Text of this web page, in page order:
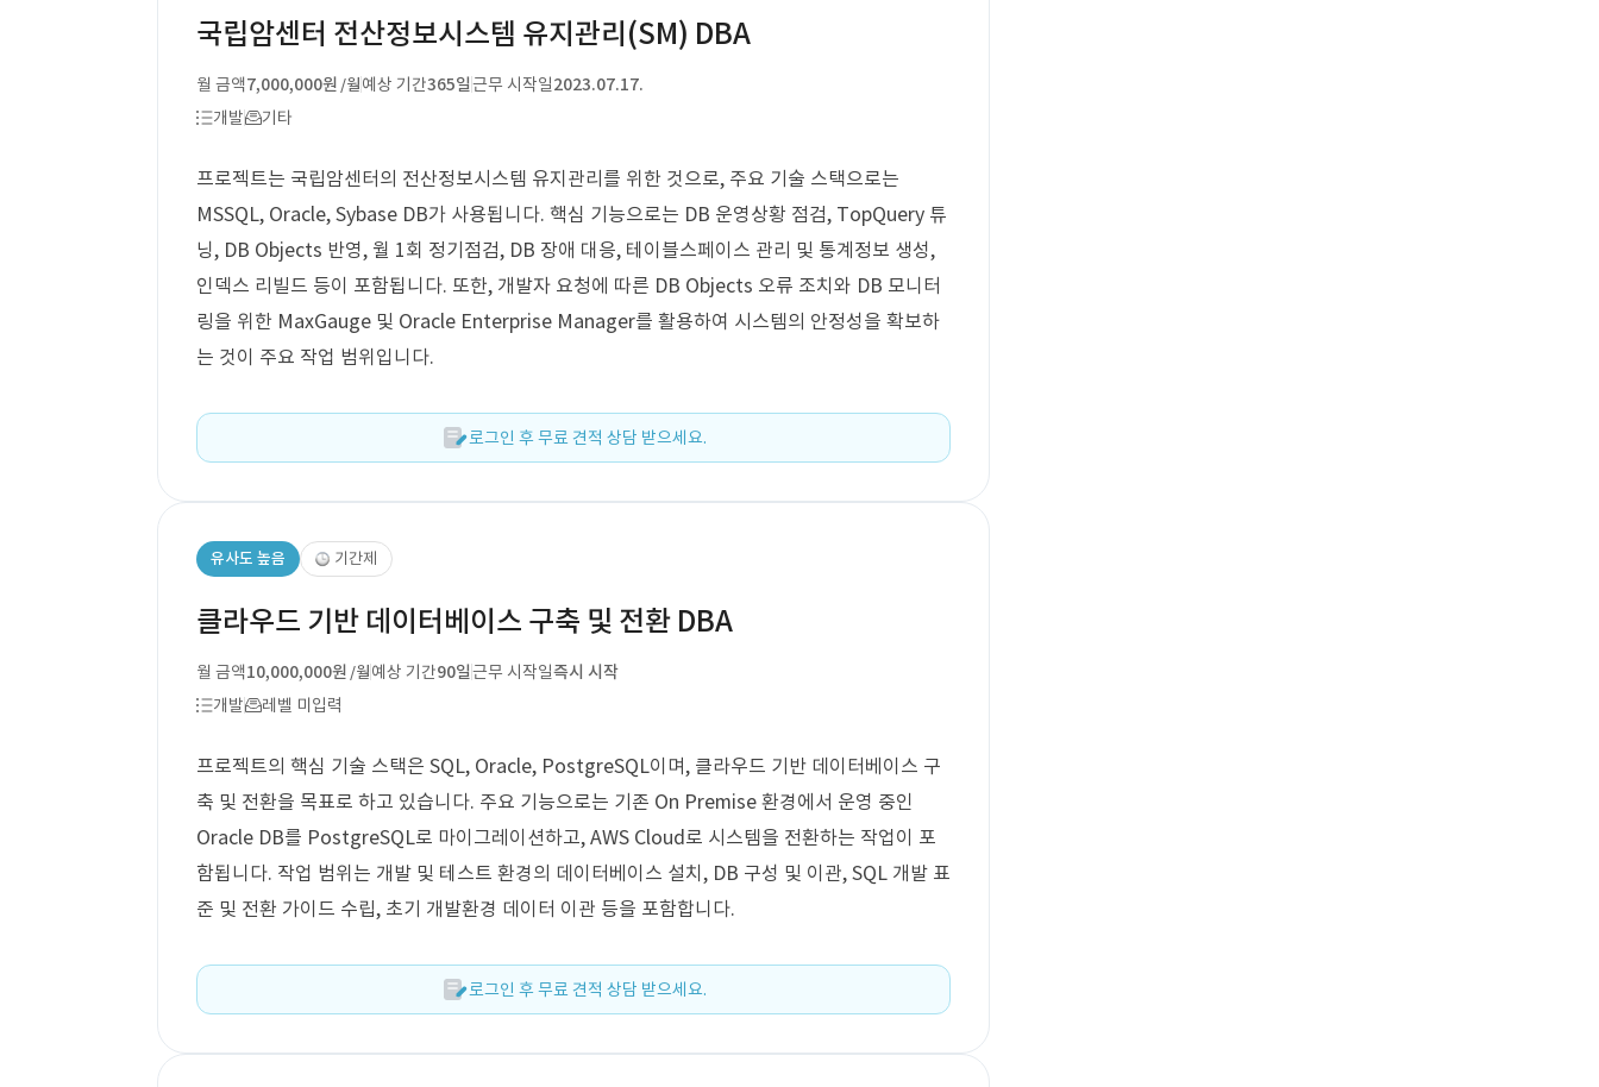
국립암센터 전산정보시스템 유지관리(SM) DBA
월 금액7,000,000원 /월예상 기간365일근무 시작일2023.07.17.
개발
기타
프로젝트는 국립암센터의 전산정보시스템 유지관리를 위한 것으로, 주요 기술 스택으로는
MSSQL, Oracle, Sybase DB가 사용됩니다. 핵심 기능으로는 DB 운영상황 점검, TopQuery 튜
닝, DB Objects 반영, 월 1회 정기점검, DB 장애 대응, 테이블스페이스 관리 및 통계정보 생성,
인덱스 리빌드 등이 포함됩니다. 또한, 개발자 요청에 따른 DB Objects 오류 조치와 DB 모니터
링을 위한 MaxGauge 및 Oracle Enterprise Manager를 활용하여 시스템의 안정성을 확보하
는 것이 주요 작업 범위입니다.
로그인 후 무료 견적 상담 받으세요.
유사도 높음 기간제
클라우드 기반 데이터베이스 구축 및 전환 DBA
월 금액10,000,000원 /월예상 기간90일근무 시작일즉시 시작
개발
레벨 미입력
프로젝트의 핵심 기술 스택은 SQL, Oracle, PostgreSQL이며, 클라우드 기반 데이터베이스 구
축 및 전환을 목표로 하고 있습니다. 주요 기능으로는 기존 On Premise 환경에서 운영 중인
Oracle DB를 PostgreSQL로 마이그레이션하고, AWS Cloud로 시스템을 전환하는 작업이 포
함됩니다. 작업 범위는 개발 및 테스트 환경의 데이터베이스 설치, DB 구성 및 이관, SQL 개발 표
준 및 전환 가이드 수립, 초기 개발환경 데이터 이관 등을 포함합니다.
로그인 후 무료 견적 상담 받으세요.